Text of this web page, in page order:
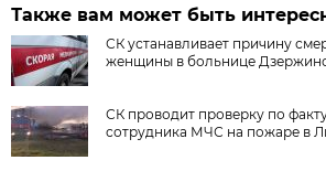
Также вам может быть
СК устанавливает причину
женщины в больнице
СК проводит проверку по
сотрудника МЧС на пожаре в